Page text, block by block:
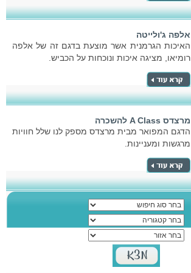
אלפה ג'ולייטה
האיכות הגרמנית אשר מוצעת בדגם זה של אלפה
רומיאו, מציגה איכות ונוכחות על הכביש.
מרצדס A Class להשכרה
הדגם המפואר מבית מרצדס מספק לנו שלל חוויות
מרגשות ומעניינות.